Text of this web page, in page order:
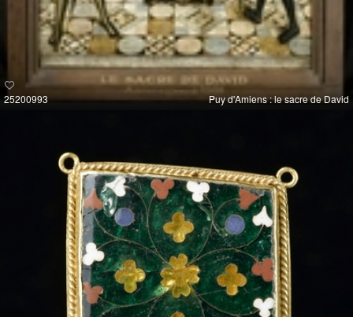
25200993 Puy d'Amiens : le sacre de David